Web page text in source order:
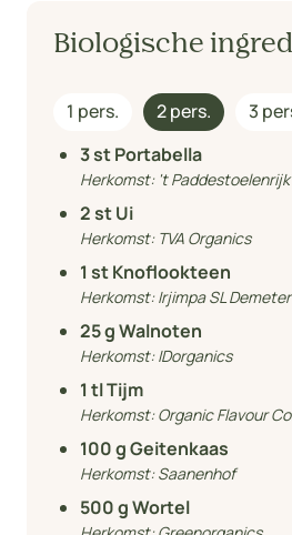
Biologische
1 pers. 2 pers. 3
3st Portabella
Herkomst: 't Paddestoelenrijk
2st Ui
Herkomst: TVA Organics
1 st Knoflookteen
Herkomst:Irjimpa SL Demeter
25g Walnoten
Herkomst:IDorganics
1 tl Tijm
Herkomst:Organic Flavour
100g Geitenkaas
Herkomst:Saanenhof
500g Wortel